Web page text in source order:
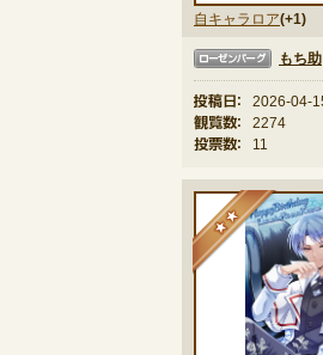
自キャラロア(+1)
もち助
投稿日：
2026-04-
観覧数：
2274
投票数：
11
★★